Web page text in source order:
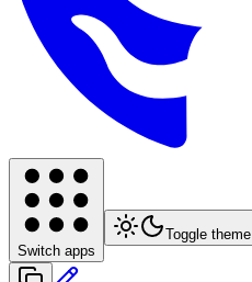
Switch apps
Toggle theme